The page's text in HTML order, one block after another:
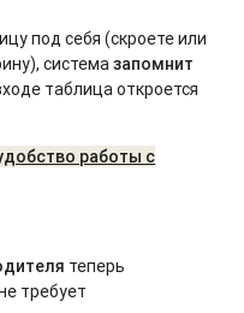
под себя (скроете или
системазапомнит
таблица откроется
работы с
теперь
требует